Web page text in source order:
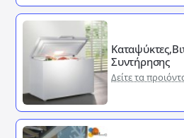
Συντήρησης
Δείτε τα